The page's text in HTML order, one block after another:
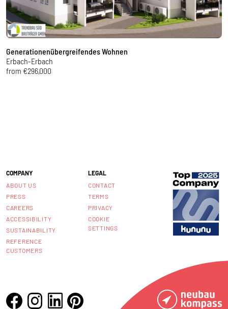
Generationenübergreifendes Wohnen
Erbach-Erbach
from €296,000
COMPANY
ABOUT US
PRESS
CAREERS
ACCESSIBILITY
SUSTAINABILITY
REFERENCE
CUSTOMERS
LEGAL
CONTACT
TERMS
PRIVACY
COOKIE
SETTINGS